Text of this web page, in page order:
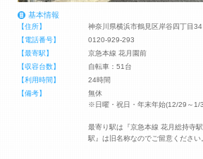
基本情報
【住所】
神奈川県横浜市鶴見区岸谷四丁目34
【電話番号】
0120-929-293
【最寄駅】
京急本線 花月園前
【収容台数】
自転車：51台
【利用時間】
24時間
【備考】
無休
※日曜・祝日・年末年始(12/29～1/
最寄り駅は『京急本線 花月総持寺
駅』は旧名称なのでご留意ください。